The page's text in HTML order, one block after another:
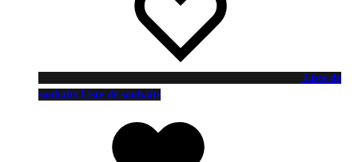
Liste de
souhaits Liste de souhaits